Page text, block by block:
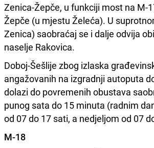
Zenica-Žepče, u funkciji most na M-
Žepče (u mjestu Želeća). U
Zenica) saobraćaj se i dalje odvija
naselje Rakovica.
Doboj-Šešlije zbog izlaska
angažovanih na izgradnji autoputa
dolazi do povremenih obustava
punog sata do 15 minuta (radnim
od 07 do 17 sati, a nedjeljom od 07
M-18